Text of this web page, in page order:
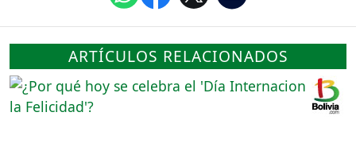
ARTÍCULOS RELACIONADOS